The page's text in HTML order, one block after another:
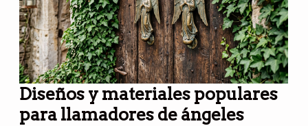
Diseños y materiales populares
para llamadores de ángeles